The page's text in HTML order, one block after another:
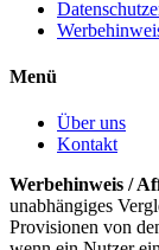
Menü
Über uns
Kontakt
Werbehinweis /
unabhängiges
Provisionen von